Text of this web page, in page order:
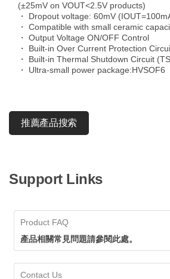
(±25mV on VOUT<2.5V products)
・ Dropout voltage: 60mV
・ Compatible with small ceramic
・ Output Voltage ON/OFF Control
・ Built-in Over Current Protection
・ Built-in Thermal Shutdown Circuit
・ Ultra-small power package:HVSOF6
推薦產品搜索
Support Links
Product FAQ
產品相關常見問題請參閱此處。
Contact Us